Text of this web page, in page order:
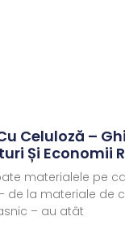
Celuloză –
Și Economii
materialele pe
de la materiale de
– au atât